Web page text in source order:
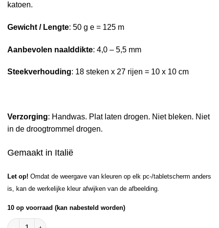
katoen.
Gewicht / Lengte: 50 g e = 125 m
Aanbevolen naalddikte: 4,0 – 5,5 mm
Steekverhouding: 18 steken x 27 rijen = 10 x 10 cm
Verzorging: Handwas. Plat laten drogen. Niet bleken. Niet
in de droogtrommel drogen.
Gemaakt in Italië
Let op! Omdat de weergave van kleuren op elk pc-/tabletscherm anders
is, kan de werkelijke kleur afwijken van de afbeelding.
10 op voorraad (kan nabesteld worden)
Puno Fine Natural aantal